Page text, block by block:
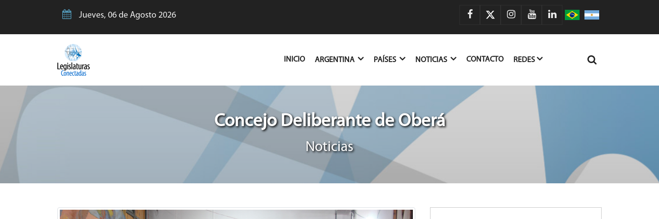
Jueves, 06 de Agosto 2026
INICIO(CURRENT)
ARGENTINA PAÍSES NOTICIAS CONTACTO REDES
Concejo Deliberante de Oberá
Noticias